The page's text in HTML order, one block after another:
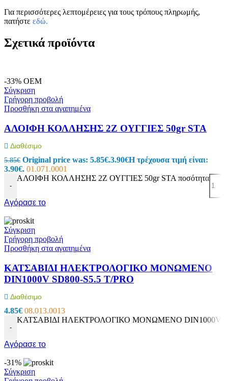
Για περισσότερες λεπτομέρειες για τους τρόπους πληρωμής,
πατήστε εδώ.
Σχετικά προϊόντα
-33% OEM
Σύγκριση
Γρήγορη προβολή
Προσθήκη στα αγαπημένα
ΑΛΟΙΦΗ ΚΟΛΛΗΣΗΣ 2Ζ ΟΥΓΓΙΕΣ 50gr STA
Διαθέσιμο
5.85€ Original price was: 5.85€.3.90€Η τρέχουσα τιμή είναι:
3.90€. 01.071.0001
-
ΑΛΟΙΦΗ ΚΟΛΛΗΣΗΣ 2Ζ ΟΥΓΓΙΕΣ 50gr STA ποσότητα
Αγόρασε το
Σύγκριση
Γρήγορη προβολή
Προσθήκη στα αγαπημένα
ΚΑΤΣΑΒΙΔΙ ΗΛΕΚΤΡΟΛΟΓΙΚΟ ΜΟΝΩΜΕΝΟ
DIN1000V SD800-S5.5 T/PRO
Διαθέσιμο
4.85€ 08.013.0013
-
ΚΑΤΣΑΒΙΔΙ ΗΛΕΚΤΡΟΛΟΓΙΚΟ ΜΟΝΩΜΕΝΟ DIN1000V
Αγόρασε το
-31%
Σύγκριση